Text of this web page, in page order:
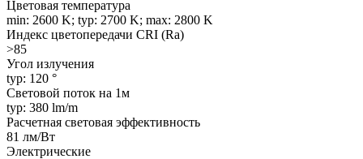
Цветовая температура
min: 2600 K; typ: 2700 K; max: 2800 K
Индекс цветопередачи CRI (Ra)
>85
Угол излучения
typ: 120 °
Световой поток на 1м
typ: 380 lm/m
Расчетная световая эффективность
81 лм/Вт
Электрические